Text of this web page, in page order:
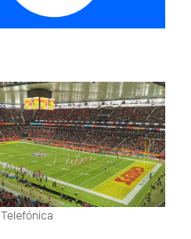
Telefónica